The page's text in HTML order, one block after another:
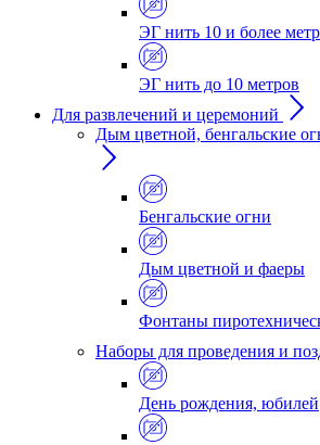
ЭГ нить 10 и более
ЭГ нить до 10 метров
Для развлечений и церемоний
Дым цветной, бенгальские
Бенгальские огни
Дым цветной и фаеры
Фонтаны
Наборы для проведения и
День рождения, юбилей